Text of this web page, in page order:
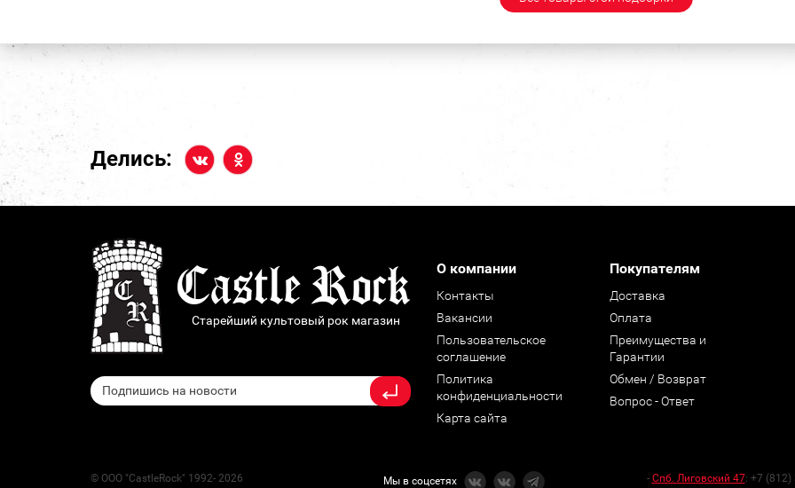
Делись:
Старейший культовый рок магазин
О компании
Контакты
Вакансии
Пользовательское
соглашение
Политика
конфиденциальности
Карта сайта
Покупателям
Доставка
Оплата
Преимущества и
Гарантии
Обмен / Возврат
Вопрос - Ответ
© ООО "CastleRock" 1992- 2026
Мы в соцсетях - Спб. Лиговский 47: +7 (812)